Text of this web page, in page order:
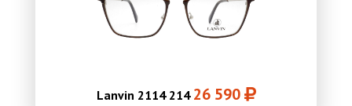
Lanvin 2114 214 26 590